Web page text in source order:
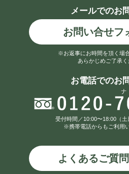
メールでのお
お問い合せフ
※お返事にお時間を頂く場
あらかじめご了承く
お電話でのお
受付時間／10:00〜18:00（土
※携帯電話からもご利用
よくあるご質